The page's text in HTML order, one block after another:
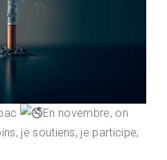
En novembre, on
je soutiens, je participe,